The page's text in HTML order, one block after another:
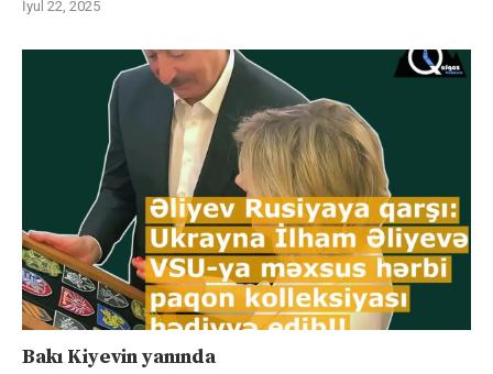
İyul 22, 2025
Bakı Kiyevin yanında